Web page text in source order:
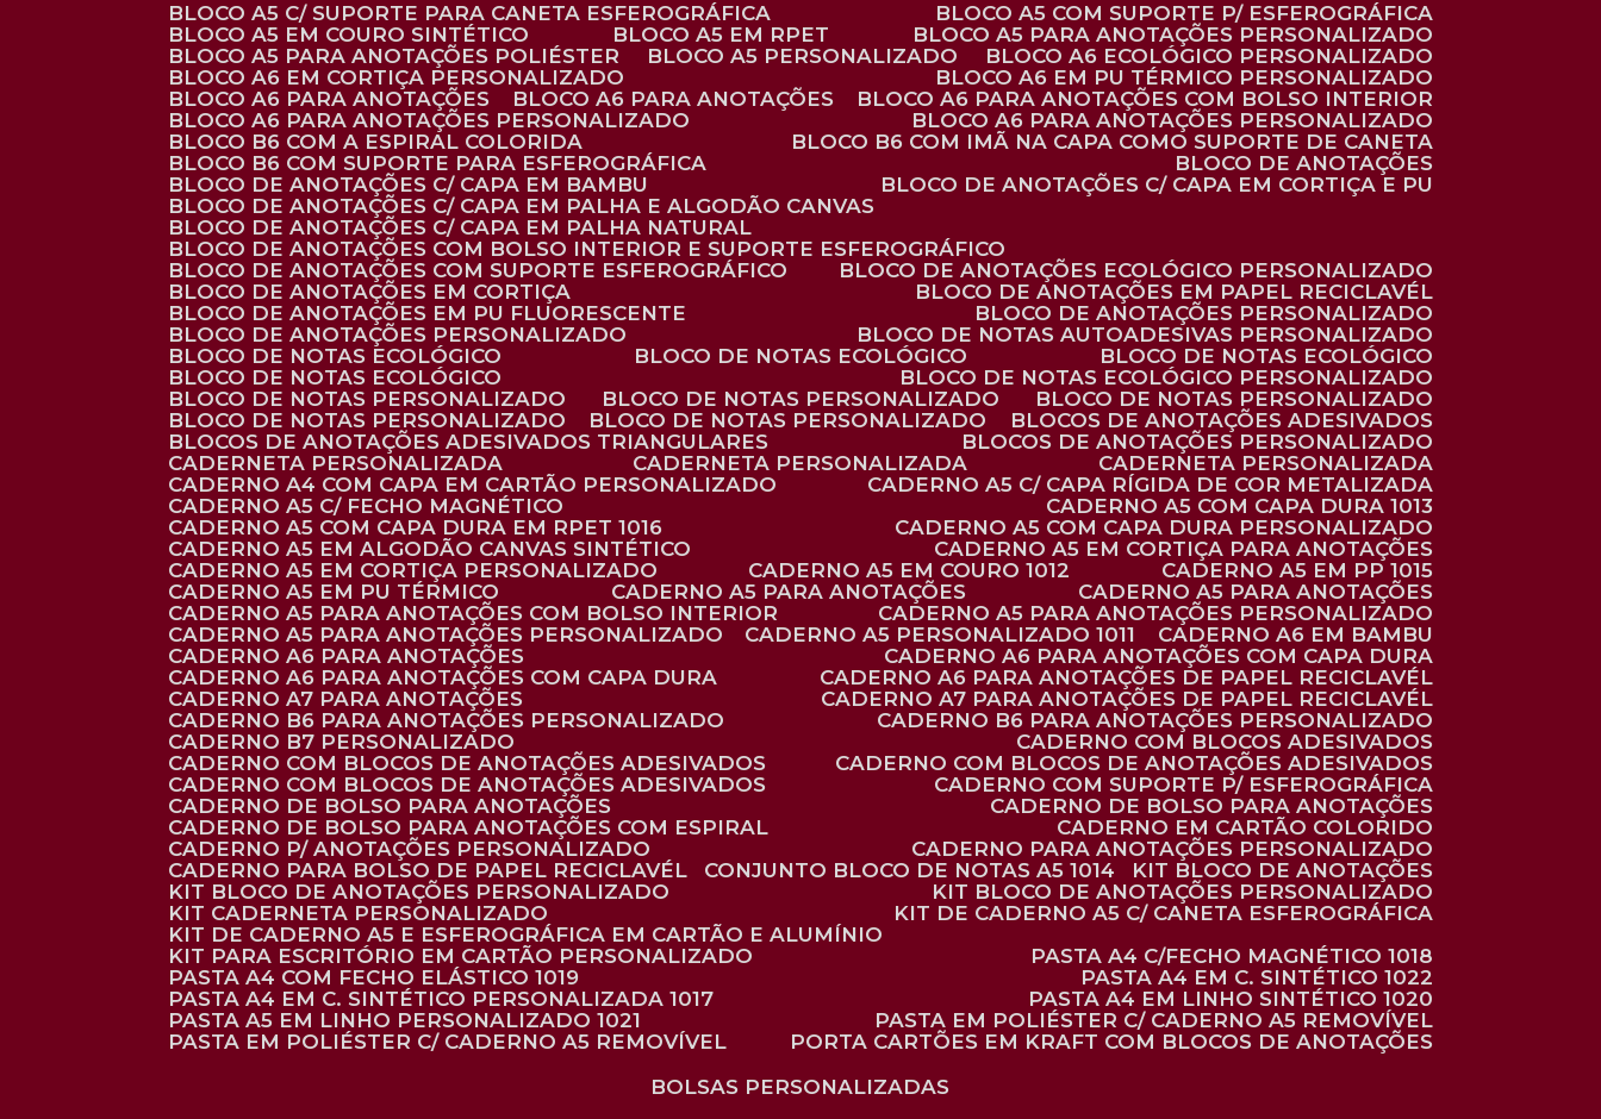
BLOCO A5 C/ SUPORTE PARA CANETA ESFEROGRÁFICA
BLOCO A5 COM SUPORTE P/ ESFEROGRÁFICA
BLOCO A5 EM COURO SINTÉTICO
BLOCO A5 EM RPET
BLOCO A5 PARA ANOTAÇÕES PERSONALIZADO
BLOCO A5 PARA ANOTAÇÕES POLIÉSTER
BLOCO A5 PERSONALIZADO
BLOCO A6 ECOLÓGICO PERSONALIZADO
BLOCO A6 EM CORTIÇA PERSONALIZADO
BLOCO A6 EM PU TÉRMICO PERSONALIZADO
BLOCO A6 PARA ANOTAÇÕES
BLOCO A6 PARA ANOTAÇÕES
BLOCO A6 PARA ANOTAÇÕES COM BOLSO INTERIOR
BLOCO A6 PARA ANOTAÇÕES PERSONALIZADO
BLOCO A6 PARA ANOTAÇÕES PERSONALIZADO
BLOCO B6 COM A ESPIRAL COLORIDA
BLOCO B6 COM IMÃ NA CAPA COMO SUPORTE DE CANETA
BLOCO B6 COM SUPORTE PARA ESFEROGRÁFICA
BLOCO DE ANOTAÇÕES
BLOCO DE ANOTAÇÕES C/ CAPA EM BAMBU
BLOCO DE ANOTAÇÕES C/ CAPA EM CORTIÇA E PU
BLOCO DE ANOTAÇÕES C/ CAPA EM PALHA E ALGODÃO CANVAS
BLOCO DE ANOTAÇÕES C/ CAPA EM PALHA NATURAL
BLOCO DE ANOTAÇÕES COM BOLSO INTERIOR E SUPORTE ESFEROGRÁFICO
BLOCO DE ANOTAÇÕES COM SUPORTE ESFEROGRÁFICO
BLOCO DE ANOTAÇÕES ECOLÓGICO PERSONALIZADO
BLOCO DE ANOTAÇÕES EM CORTIÇA
BLOCO DE ANOTAÇÕES EM PAPEL RECICLAVÉL
BLOCO DE ANOTAÇÕES EM PU FLUORESCENTE
BLOCO DE ANOTAÇÕES PERSONALIZADO
BLOCO DE ANOTAÇÕES PERSONALIZADO
BLOCO DE NOTAS AUTOADESIVAS PERSONALIZADO
BLOCO DE NOTAS ECOLÓGICO
BLOCO DE NOTAS ECOLÓGICO
BLOCO DE NOTAS ECOLÓGICO
BLOCO DE NOTAS ECOLÓGICO
BLOCO DE NOTAS ECOLÓGICO PERSONALIZADO
BLOCO DE NOTAS PERSONALIZADO
BLOCO DE NOTAS PERSONALIZADO
BLOCO DE NOTAS PERSONALIZADO
BLOCO DE NOTAS PERSONALIZADO
BLOCO DE NOTAS PERSONALIZADO
BLOCOS DE ANOTAÇÕES ADESIVADOS
BLOCOS DE ANOTAÇÕES ADESIVADOS TRIANGULARES
BLOCOS DE ANOTAÇÕES PERSONALIZADO
CADERNETA PERSONALIZADA
CADERNETA PERSONALIZADA
CADERNETA PERSONALIZADA
CADERNO A4 COM CAPA EM CARTÃO PERSONALIZADO
CADERNO A5 C/ CAPA RÍGIDA DE COR METALIZADA
CADERNO A5 C/ FECHO MAGNÉTICO
CADERNO A5 COM CAPA DURA 1013
CADERNO A5 COM CAPA DURA EM RPET 1016
CADERNO A5 COM CAPA DURA PERSONALIZADO
CADERNO A5 EM ALGODÃO CANVAS SINTÉTICO
CADERNO A5 EM CORTIÇA PARA ANOTAÇÕES
CADERNO A5 EM CORTIÇA PERSONALIZADO
CADERNO A5 EM COURO 1012
CADERNO A5 EM PP 1015
CADERNO A5 EM PU TÉRMICO
CADERNO A5 PARA ANOTAÇÕES
CADERNO A5 PARA ANOTAÇÕES
CADERNO A5 PARA ANOTAÇÕES COM BOLSO INTERIOR
CADERNO A5 PARA ANOTAÇÕES PERSONALIZADO
CADERNO A5 PARA ANOTAÇÕES PERSONALIZADO
CADERNO A5 PERSONALIZADO 1011
CADERNO A6 EM BAMBU
CADERNO A6 PARA ANOTAÇÕES
CADERNO A6 PARA ANOTAÇÕES COM CAPA DURA
CADERNO A6 PARA ANOTAÇÕES COM CAPA DURA
CADERNO A6 PARA ANOTAÇÕES DE PAPEL RECICLAVÉL
CADERNO A7 PARA ANOTAÇÕES
CADERNO A7 PARA ANOTAÇÕES DE PAPEL RECICLAVÉL
CADERNO B6 PARA ANOTAÇÕES PERSONALIZADO
CADERNO B6 PARA ANOTAÇÕES PERSONALIZADO
CADERNO B7 PERSONALIZADO
CADERNO COM BLOCOS ADESIVADOS
CADERNO COM BLOCOS DE ANOTAÇÕES ADESIVADOS
CADERNO COM BLOCOS DE ANOTAÇÕES ADESIVADOS
CADERNO COM BLOCOS DE ANOTAÇÕES ADESIVADOS
CADERNO COM SUPORTE P/ ESFEROGRÁFICA
CADERNO DE BOLSO PARA ANOTAÇÕES
CADERNO DE BOLSO PARA ANOTAÇÕES
CADERNO DE BOLSO PARA ANOTAÇÕES COM ESPIRAL
CADERNO EM CARTÃO COLORIDO
CADERNO P/ ANOTAÇÕES PERSONALIZADO
CADERNO PARA ANOTAÇÕES PERSONALIZADO
CADERNO PARA BOLSO DE PAPEL RECICLAVÉL
CONJUNTO BLOCO DE NOTAS A5 1014
KIT BLOCO DE ANOTAÇÕES
KIT BLOCO DE ANOTAÇÕES PERSONALIZADO
KIT BLOCO DE ANOTAÇÕES PERSONALIZADO
KIT CADERNETA PERSONALIZADO
KIT DE CADERNO A5 C/ CANETA ESFEROGRÁFICA
KIT DE CADERNO A5 E ESFEROGRÁFICA EM CARTÃO E ALUMÍNIO
KIT PARA ESCRITÓRIO EM CARTÃO PERSONALIZADO
PASTA A4 C/FECHO MAGNÉTICO 1018
PASTA A4 COM FECHO ELÁSTICO 1019
PASTA A4 EM C. SINTÉTICO 1022
PASTA A4 EM C. SINTÉTICO PERSONALIZADA 1017
PASTA A4 EM LINHO SINTÉTICO 1020
PASTA A5 EM LINHO PERSONALIZADO 1021
PASTA EM POLIÉSTER C/ CADERNO A5 REMOVÍVEL
PASTA EM POLIÉSTER C/ CADERNO A5 REMOVÍVEL
PORTA CARTÕES EM KRAFT COM BLOCOS DE ANOTAÇÕES
BOLSAS PERSONALIZADAS